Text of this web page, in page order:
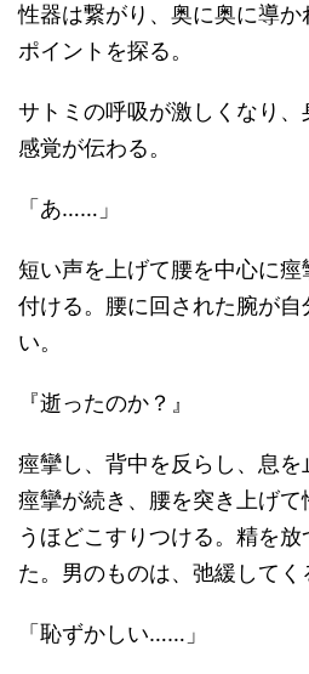
性器は繋がり、奥に奥に導
ポイントを探る。
サトミの呼吸が激しくなり
感覚が伝わる。
「あ……」
短い声を上げて腰を中心に
付ける。腰に回された腕が
い。
『逝ったのか？』
痙攣し、背中を反らし、息
痙攣が続き、腰を突き上げ
うほどこすりつける。精を
た。男のものは、弛緩してく
「恥ずかしい……」